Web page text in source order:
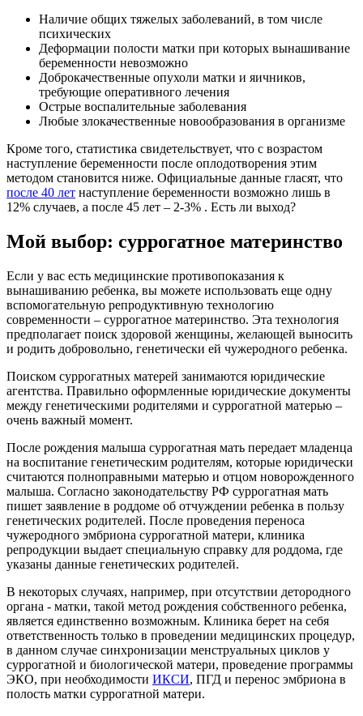
Наличие общих тяжелых заболеваний, в том числе
психических
Деформации полости матки при которых вынашивание
беременности невозможно
Доброкачественные опухоли матки и яичников,
требующие оперативного лечения
Острые воспалительные заболевания
Любые злокачественные новообразования в организме
Кроме того, статистика свидетельствует, что с возрастом
наступление беременности после оплодотворения этим
методом становится ниже. Официальные данные гласят, что
после 40 лет наступление беременности возможно лишь в
12% случаев, а после 45 лет – 2-3% . Есть ли выход?
Мой выбор: суррогатное материнство
Если у вас есть медицинские противопоказания к
вынашиванию ребенка, вы можете использовать еще одну
вспомогательную репродуктивную технологию
современности – суррогатное материнство. Эта технология
предполагает поиск здоровой женщины, желающей выносить
и родить добровольно, генетически ей чужеродного ребенка.
Поиском суррогатных матерей занимаются юридические
агентства. Правильно оформленные юридические документы
между генетическими родителями и суррогатной матерью –
очень важный момент.
После рождения малыша суррогатная мать передает младенца
на воспитание генетическим родителям, которые юридически
считаются полноправными матерью и отцом новорожденного
малыша. Согласно законодательству РФ суррогатная мать
пишет заявление в роддоме об отчуждении ребенка в пользу
генетических родителей. После проведения переноса
чужеродного эмбриона суррогатной матери, клиника
репродукции выдает специальную справку для роддома, где
указаны данные генетических родителей.
В некоторых случаях, например, при отсутствии детородного
органа - матки, такой метод рождения собственного ребенка,
является единственно возможным. Клиника берет на себя
ответственность только в проведении медицинских процедур,
в данном случае синхронизации менструальных циклов у
суррогатной и биологической матери, проведение программы
ЭКО, при необходимости ИКСИ, ПГД и перенос эмбриона в
полость матки суррогатной матери.